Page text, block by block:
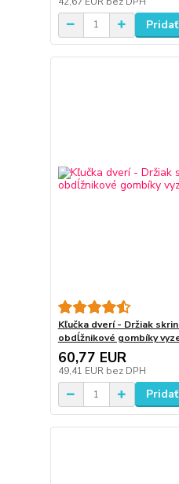
Kľučka dverí - Držiak
obdĺžnikové gombíky
60,77 EUR
49,41 EUR bez DPH